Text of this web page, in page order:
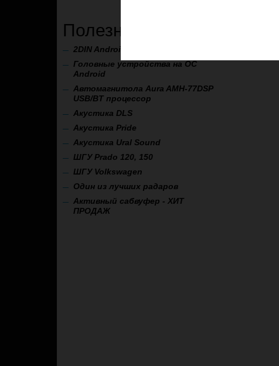
Полезные ссылки
2DIN Android
Головные устройства на ОС
Android
Автомагнитола Aura AMH-77DSP
USB/BT процессор
Акустика DLS
Акустика Pride
Акустика Ural Sound
ШГУ Prado 120, 150
ШГУ Volkswagen
Один из лучших радаров
Активный сабвуфер - ХИТ
ПРОДАЖ